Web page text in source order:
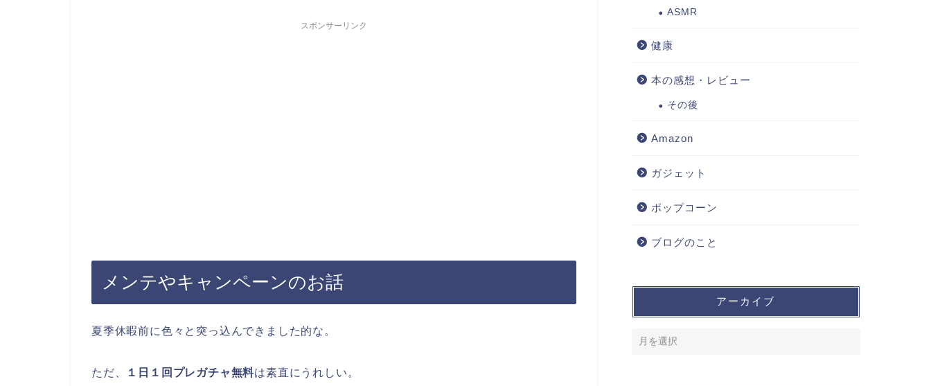
スポンサーリンク
メンテやキャンペーンのお話
夏季休暇前に色々と突っ込んできました的な。
ただ、 １日１回プレガチャ無料は素直にうれしい。
ASMR
健康
本の感想・レビュー
その後
Amazon
ガジェット
ポップコーン
ブログのこと
アーカイブ